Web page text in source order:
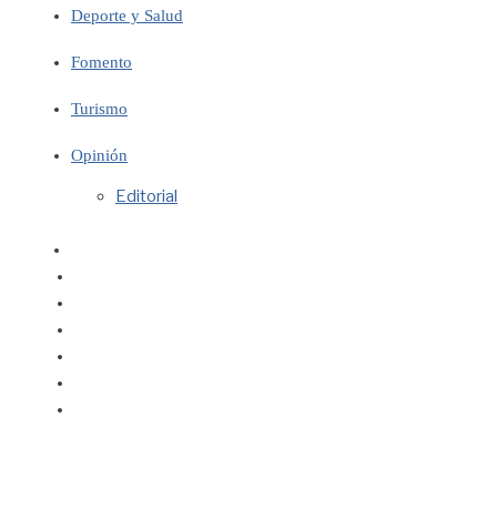
Deporte y Salud
Fomento
Turismo
Opinión
Editorial